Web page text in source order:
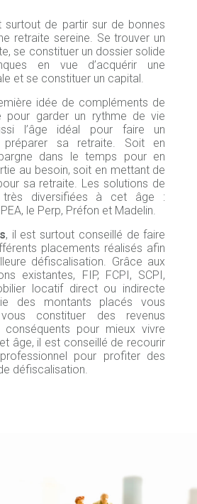
surtout de partir sur de bonnes
retraite sereine. Se trouver un
se constituer un dossier solide
en vue d’acquérir une
et se constituer un capital.
idée de compléments de
pour garder un rythme de vie
l’âge idéal pour faire un
préparer sa retraite. Soit en
dans le temps pour en
au besoin, soit en mettant de
sa retraite. Les solutions de
très diversifiées à cet âge :
le Perp, Préfon et Madelin.
, il est surtout conseillé de faire
placements réalisés afin
défiscalisation. Grâce aux
existantes, FIP, FCPI, SCPI,
locatif direct ou indirecte
des montants placés vous
constituer des revenus
conséquents pour mieux vivre
âge, il est conseillé de recourir
pour profiter des
défiscalisation.